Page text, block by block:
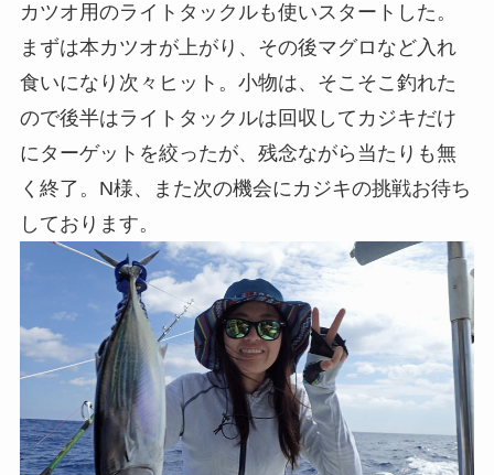
カツオ用のライトタックルも使いスタートした。
まずは本カツオが上がり、その後マグロなど入れ
食いになり次々ヒット。小物は、そこそこ釣れた
ので後半はライトタックルは回収してカジキだけ
にターゲットを絞ったが、残念ながら当たりも無
く終了。N様、また次の機会にカジキの挑戦お待ち
しております。